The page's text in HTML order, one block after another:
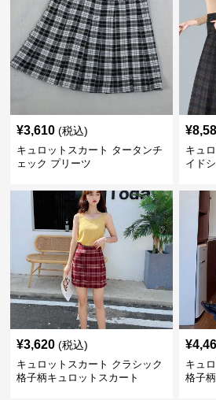
¥3,610 (税込)
キュロットスカート タータンチ
ェック プリーツ
¥
キュ
イド
¥3,620 (税込)
キュロットスカート クラシック
格子柄キュロットスカート
¥
キュ
格子